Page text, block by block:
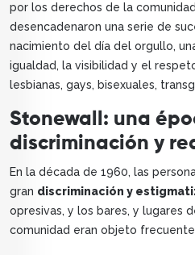
por los derechos de la comunidad
desencadenaron una serie de
nacimiento del día del orgullo,
igualdad, la visibilidad y el
lesbianas, gays, bisexuales,
Stonewall: una
discriminación y
En la década de 1960, las
gran discriminación y
opresivas, y los bares, y lugares
comunidad eran objeto